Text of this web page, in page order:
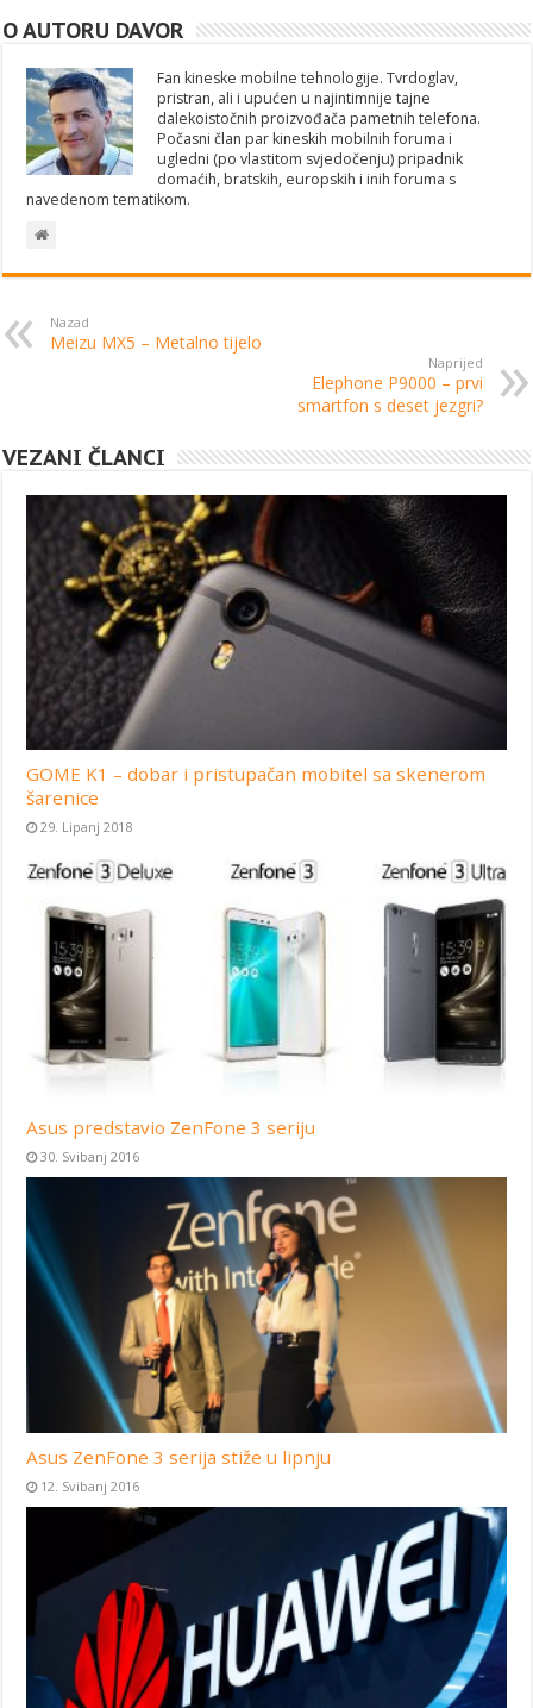
O AUTORU DAVOR
Fan kineske mobilne tehnologije. Tvrdoglav,
pristran, ali i upućen u najintimnije tajne
dalekoistočnih proizvođača pametnih telefona.
Počasni član par kineskih mobilnih foruma i
ugledni (po vlastitom svjedočenju) pripadnik
domaćih, bratskih, europskih i inih foruma s
navedenom tematikom.
Nazad
Meizu MX5 – Metalno tijelo
Naprijed
Elephone P9000 – prvi
smartfon s deset jezgri?
VEZANI ČLANCI
GOME K1 – dobar i pristupačan mobitel sa skenerom
šarenice
29. Lipanj 2018
Asus predstavio ZenFone 3 seriju
30. Svibanj 2016
Asus ZenFone 3 serija stiže u lipnju
12. Svibanj 2016